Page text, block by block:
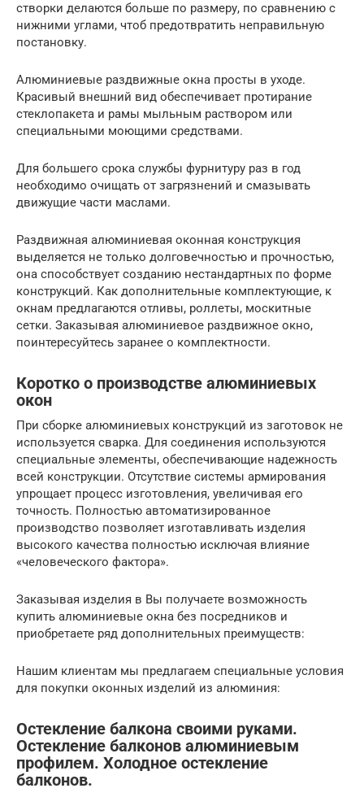
створки делаются больше по размеру, по сравнению с
нижними углами, чтоб предотвратить неправильную
постановку.
Алюминиевые раздвижные окна просты в уходе.
Красивый внешний вид обеспечивает протирание
стеклопакета и рамы мыльным раствором или
специальными моющими средствами.
Для большего срока службы фурнитуру раз в год
необходимо очищать от загрязнений и смазывать
движущие части маслами.
Раздвижная алюминиевая оконная конструкция
выделяется не только долговечностью и прочностью,
она способствует созданию нестандартных по форме
конструкций. Как дополнительные комплектующие, к
окнам предлагаются отливы, роллеты, москитные
сетки. Заказывая алюминиевое раздвижное окно,
поинтересуйтесь заранее о комплектности.
Коротко о производстве алюминиевых
окон
При сборке алюминиевых конструкций из заготовок не
используется сварка. Для соединения используются
специальные элементы, обеспечивающие надежность
всей конструкции. Отсутствие системы армирования
упрощает процесс изготовления, увеличивая его
точность. Полностью автоматизированное
производство позволяет изготавливать изделия
высокого качества полностью исключая влияние
«человеческого фактора».
Заказывая изделия в Вы получаете возможность
купить алюминиевые окна без посредников и
приобретаете ряд дополнительных преимуществ:
Нашим клиентам мы предлагаем специальные условия
для покупки оконных изделий из алюминия:
Остекление балкона своими руками.
Остекление балконов алюминиевым
профилем. Холодное остекление
балконов.